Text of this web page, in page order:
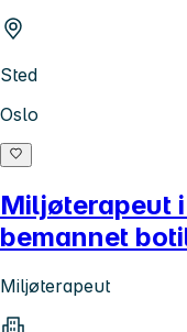
Sted
Oslo
Miljøterapeut
bemannet
Miljøterapeut